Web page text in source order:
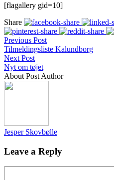
[flagallery gid=10]
Share
Previous Post
Tilmeldingsliste Kalundborg
Next Post
Nyt om tøjet
About Post Author
Jesper Skovbølle
Leave a Reply